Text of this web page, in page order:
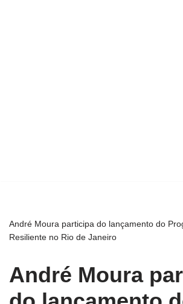
André Moura participa do lançamento do
Resiliente no Rio de Janeiro
André Moura